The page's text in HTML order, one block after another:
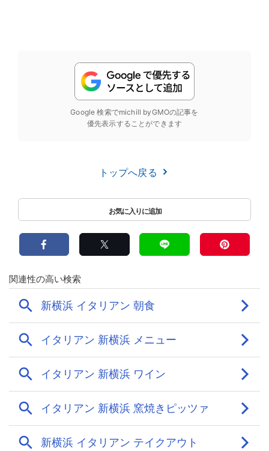
Google 検索でmichill byGMOの記事を
優先表示することができます
トップへ戻る